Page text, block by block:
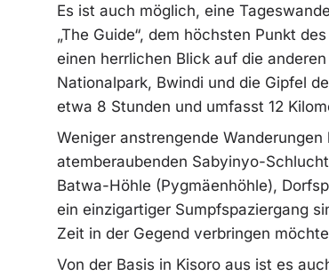
Es ist auch möglich, eine
„The Guide“, dem höchsten Punkt
einen herrlichen Blick auf die
Nationalpark, Bwindi und die Gipfel
etwa 8 Stunden und umfasst 12
Weniger anstrengende
atemberaubenden Sabyinyo-
Batwa-Höhle (Pygmäenhöhle),
ein einzigartiger Sumpfspaziergang
Zeit in der Gegend verbringen
Von der Basis in Kisoro aus ist es